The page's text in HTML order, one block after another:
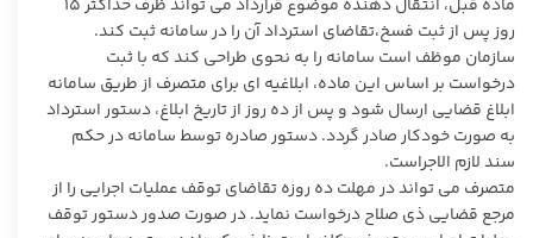
ماده قبل، انتقال دهنده موضوع قرارداد می تواند ظرف حداکثر ۱۵
روز پس از ثبت فسخ،تقاضای استرداد آن را در سامانه ثبت کند.
سازمان موظف است سامانه را به نحوی طراحی کند که با ثبت
درخواست بر اساس این ماده، ابلاغیه ای برای متصرف از طریق سامانه
ابلاغ قضایی ارسال شود و پس از ده روز از تاریخ ابلاغ، دستور استرداد
به صورت خودکار صادر گردد. دستور صادره توسط سامانه در حکم
سند لازم الاجراست.
متصرف می تواند در مهلت ده روزه تقاضای توقف عملیات اجرایی را از
مرجع قضایی ذی صلاح درخواست نماید. در صورت صدور دستور توقف